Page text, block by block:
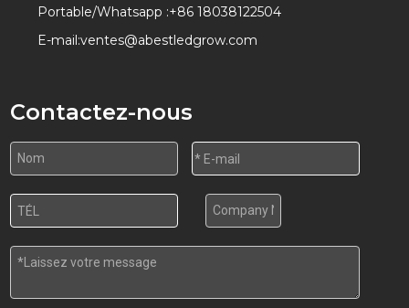
Portable/Whatsapp :+86 18038122504
E-mail:ventes@abestledgrow.com
Contactez-nous